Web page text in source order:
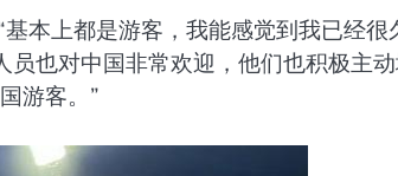
基本上都是游客，我能感觉到我已经很
也对中国非常欢迎，他们也积极主
游客。”